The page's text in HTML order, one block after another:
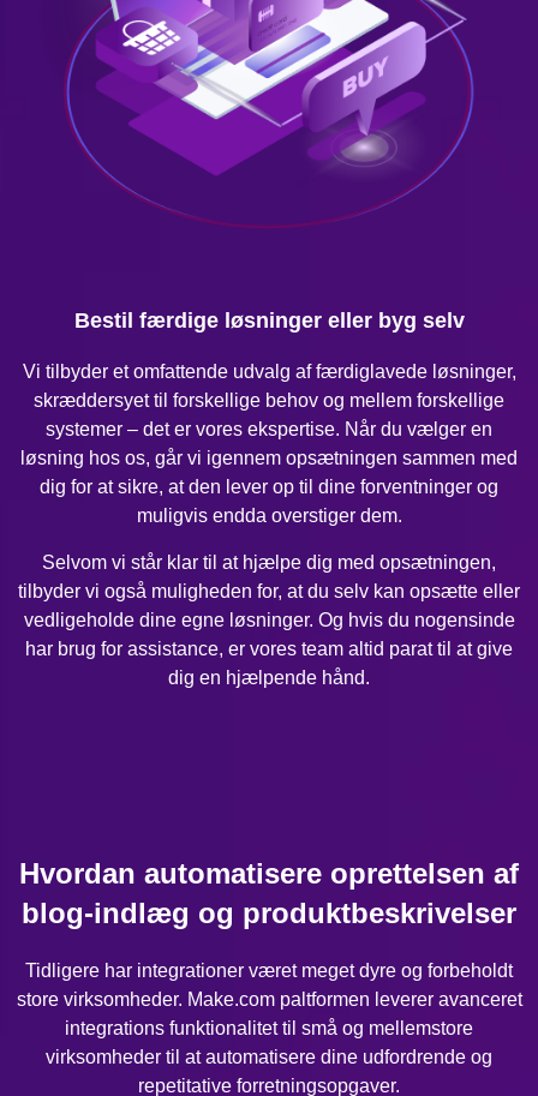
Bestil færdige løsninger eller byg selv
Vi tilbyder et omfattende udvalg af færdiglavede løsninger,
skræddersyet til forskellige behov og mellem forskellige
systemer – det er vores ekspertise. Når du vælger en
løsning hos os, går vi igennem opsætningen sammen med
dig for at sikre, at den lever op til dine forventninger og
muligvis endda overstiger dem.
Selvom vi står klar til at hjælpe dig med opsætningen,
tilbyder vi også muligheden for, at du selv kan opsætte eller
vedligeholde dine egne løsninger. Og hvis du nogensinde
har brug for assistance, er vores team altid parat til at give
dig en hjælpende hånd.
Hvordan automatisere oprettelsen af
blog-indlæg og produktbeskrivelser
Tidligere har integrationer været meget dyre og forbeholdt
store virksomheder. Make.com paltformen leverer avanceret
integrations funktionalitet til små og mellemstore
virksomheder til at automatisere dine udfordrende og
repetitative forretningsopgaver.